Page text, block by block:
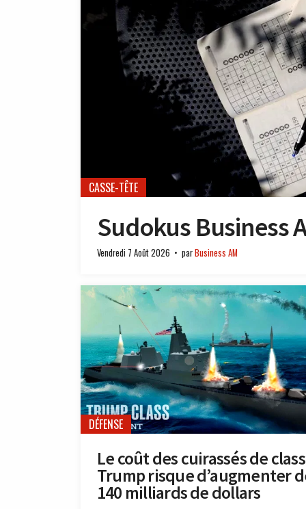
CASSE-TÊTE
Sudokus Business
Vendredi 7 Août 2026 parBusiness AM
DÉFENSE
Le coût des cuirassés de
Trump risque d’augmenter
140 milliards de dollars